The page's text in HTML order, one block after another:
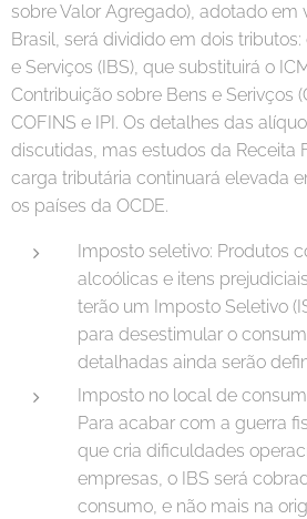
sobre Valor Agregado), adotado em
Brasil, será dividido em dois
e Serviços (IBS), que substituirá o
Contribuição sobre Bens e Serivços
COFINS e IPI. Os detalhes das
discutidas, mas estudos da Receita
carga tributária continuará elevada
os países da OCDE.
Imposto seletivo: Produtos
alcoólicas e itens
terão um Imposto Seletivo
para desestimular o
detalhadas ainda serão
Imposto no local de
Para acabar com a guerra
que cria dificuldades
empresas, o IBS será
consumo, e não mais na